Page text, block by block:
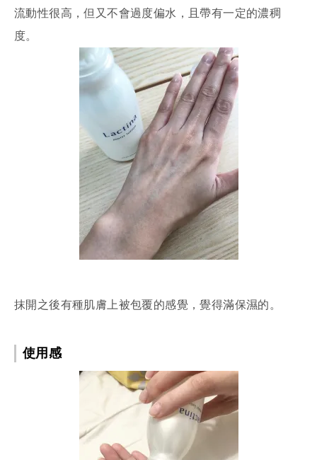
流動性很高，但又不會過度偏水，且帶有一定的濃稠
度。
抹開之後有種肌膚上被包覆的感覺，覺得滿保濕的。
使用感